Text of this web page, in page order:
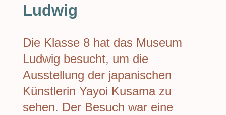
Ludwig
Die Klasse 8 hat das Museum
Ludwig besucht, um die
Ausstellung der japanischen
Künstlerin Yayoi Kusama zu
sehen. Der Besuch war eine